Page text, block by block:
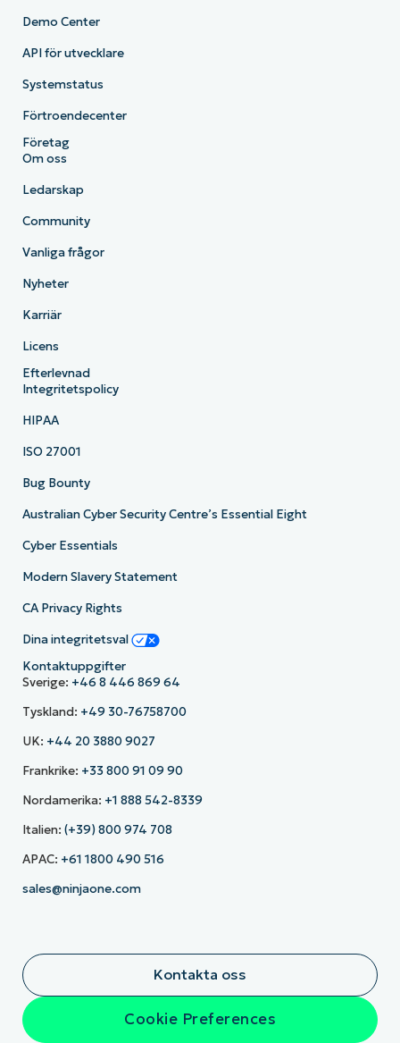
Demo Center
API för utvecklare
Systemstatus
Förtroendecenter
Företag
Om oss
Ledarskap
Community
Vanliga frågor
Nyheter
Karriär
Licens
Efterlevnad
Integritetspolicy
HIPAA
ISO 27001
Bug Bounty
Australian Cyber Security Centre’s Essential Eight
Cyber Essentials
Modern Slavery Statement
CA Privacy Rights
Dina integritetsval
Kontaktuppgifter
Sverige: +46 8 446 869 64
Tyskland: +49 30-76758700
UK: +44 20 3880 9027
Frankrike: +33 800 91 09 90
Nordamerika: +1 888 542-8339
Italien: (+39) 800 974 708
APAC: +61 1800 490 516
sales@ninjaone.com
Kontakta oss
Cookie Preferences